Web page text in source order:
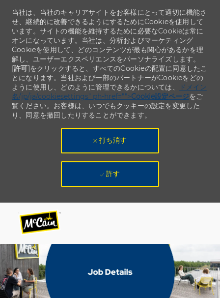
-
-
当社は、当社のキャリアサイトをお客様にとって適切に機能さ
せ、継続的に改善できるようにするためにCookieを使用して
います。サイトの機能を維持するために必要なCookieは常に
オンになっています。当社は、分析およびマーケティング
Cookieを使用して、どのコンテンツが最も関心があるかを理
解し、ユーザーエクスペリエンスをパーソナライズします。
[許可]をクリックすると、すべてのCookieの配置に同意したこ
とになります。当社および一部のパートナーがCookieをどの
ように使用し、どのように管理できるかについては、
ドメイン
名/jp/ja/cookiesettings" ph-href="">Cookie設定ページをご
覧ください。お客様は、いつでもクッキーの設定を変更した
り、同意を撤回したりすることができます。
打ち消す
許す